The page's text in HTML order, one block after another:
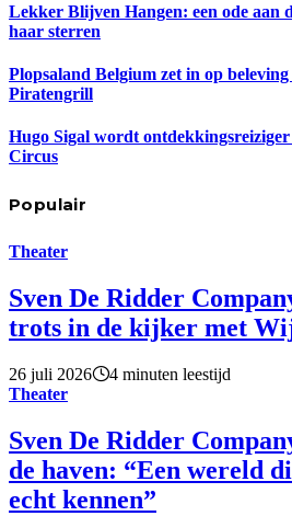
Lekker Blijven Hangen: een ode aan
haar sterren
Plopsaland Belgium zet in op
Piratengrill
Hugo Sigal wordt
Circus
Populair
Theater
Sven De Ridder
trots in de kijker met
26 juli 2026
4 minuten leestijd
Theater
Sven De Ridder
de haven: “Een wereld
echt kennen”